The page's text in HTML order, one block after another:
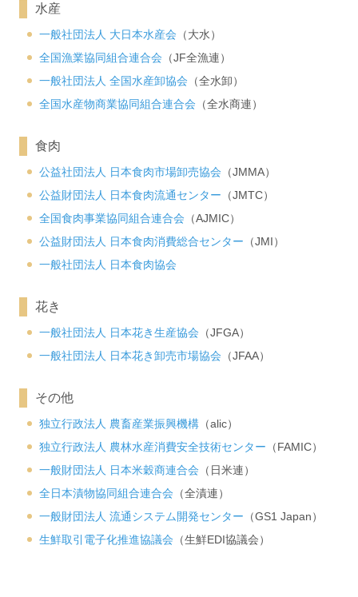
水産
一般社団法人 大日本水産会 （大水）
全国漁業協同組合連合会 （JF全漁連）
一般社団法人 全国水産卸協会 （全水卸）
全国水産物商業協同組合連合会 （全水商連）
食肉
公益社団法人 日本食肉市場卸売協会 （JMMA）
公益財団法人 日本食肉流通センター （JMTC）
全国食肉事業協同組合連合会 （AJMIC）
公益財団法人 日本食肉消費総合センター （JMI）
一般社団法人 日本食肉協会
花き
一般社団法人 日本花き生産協会 （JFGA）
一般社団法人 日本花き卸売市場協会 （JFAA）
その他
独立行政法人 農畜産業振興機構 （alic）
独立行政法人 農林水産消費安全技術センター （FAMIC）
一般財団法人 日本米穀商連合会 （日米連）
全日本漬物協同組合連合会 （全漬連）
一般財団法人 流通システム開発センター （GS1 Japan）
生鮮取引電子化推進協議会 （生鮮EDI協議会）